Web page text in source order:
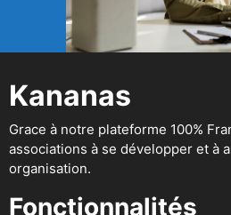
Kananas
Grace à notre plateforme 100%
associations à se développer et à
organisation.
Fonctionnalités